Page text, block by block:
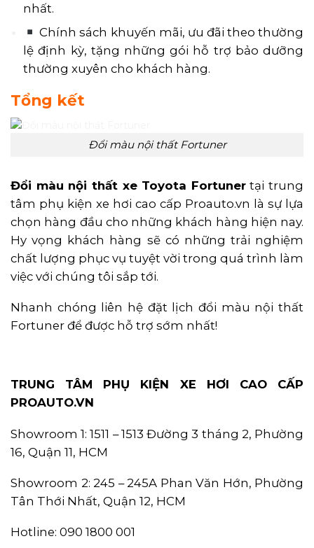
nhất.
Chính sách khuyến mãi, ưu đãi theo thường
lệ định kỳ, tặng những gói hỗ trợ bảo dưỡng
thường xuyên cho khách hàng.
Tổng kết
Đổi màu nội thất Fortuner
Đổi màu nội thất xe Toyota Fortunertại trung
tâm phụ kiện xe hơi cao cấp Proauto.vn là sự lựa
chọn hàng đầu cho những khách hàng hiện nay.
Hy vọng khách hàng sẽ có những trải nghiệm
chất lượng phục vụ tuyệt vời trong quá trình làm
việc với chúng tôi sắp tới.
Nhanh chóng liên hệ đặt lịch đổi màu nội thất
Fortuner để được hỗ trợ sớm nhất!
TRUNG TÂM PHỤ KIỆN XE HƠI CAO CẤP
PROAUTO.VN
Showroom 1: 1511 – 1513 Đường 3 tháng 2, Phường
16, Quận 11, HCM
Showroom 2: 245 – 245A Phan Văn Hớn, Phường
Tân Thới Nhất, Quận 12, HCM
Hotline: 090 1800 001